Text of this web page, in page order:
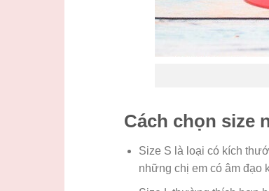
Cách chọn size
Size S là loại có kích
những chị em có âm đạo